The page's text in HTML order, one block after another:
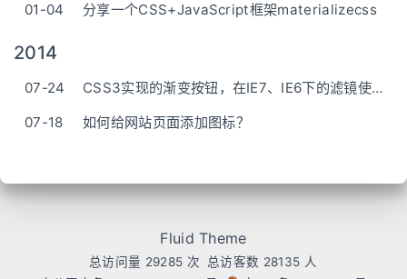
01-04 分享一个CSS+JavaScript框架materializecss
2014
07-24
CSS3实现的渐变按钮，在IE7、IE6下的滤镜使用。
07-18
如何给网站页面添加图标？
Fluid Theme
总访问量 29285 次 总访客数 28135 人